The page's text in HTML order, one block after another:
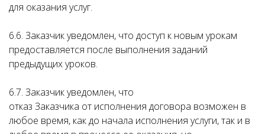
для оказания услуг.
6.6. Заказчик уведомлен, что доступ к новым урокам
предоставляется после выполнения заданий
предыдущих уроков.
6.7. Заказчик уведомлен, что
отказ Заказчика от исполнения договора возможен в
любое время, как до начала исполнения услуги, так и в